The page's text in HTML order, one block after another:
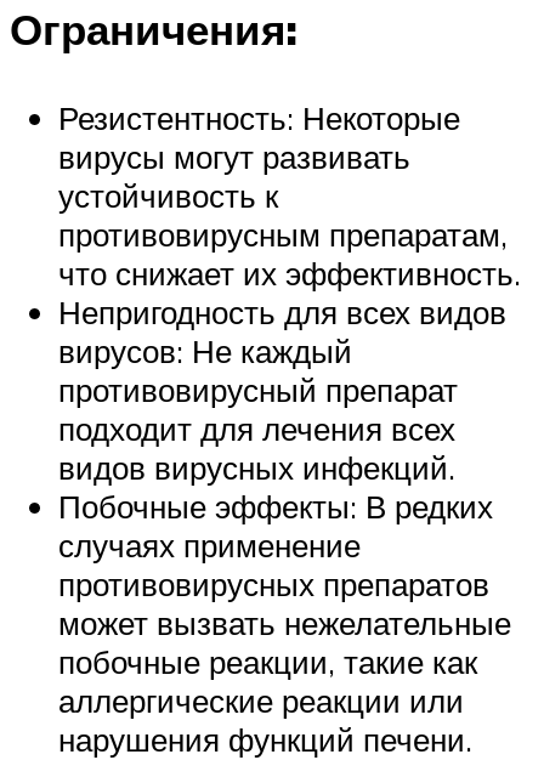
Ограничения:
Резистентность: Некоторые
вирусы могут развивать
устойчивость к
противовирусным препаратам,
что снижает их эффективность.
Непригодность для всех видов
вирусов: Не каждый
противовирусный препарат
подходит для лечения всех
видов вирусных инфекций.
Побочные эффекты: В редких
случаях применение
противовирусных препаратов
может вызвать нежелательные
побочные реакции, такие как
аллергические реакции или
нарушения функций печени.